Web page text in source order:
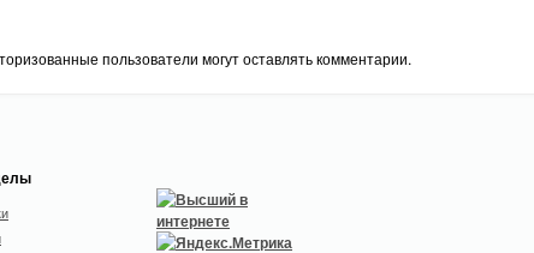
пользователи могут оставлять комментарии.